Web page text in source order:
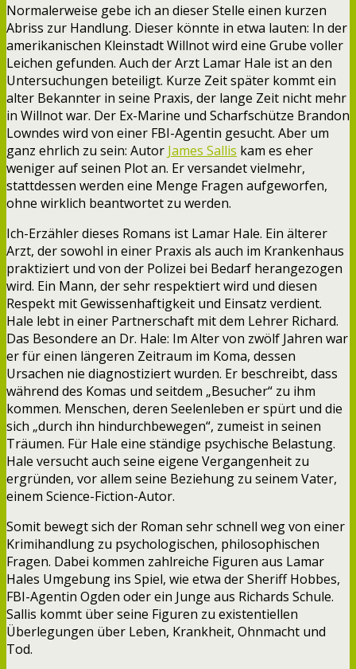
Normalerweise gebe ich an dieser Stelle einen kurzen
Abriss zur Handlung. Dieser könnte in etwa lauten: In der
amerikanischen Kleinstadt Willnot wird eine Grube voller
Leichen gefunden. Auch der Arzt Lamar Hale ist an den
Untersuchungen beteiligt. Kurze Zeit später kommt ein
alter Bekannter in seine Praxis, der lange Zeit nicht mehr
in Willnot war. Der Ex-Marine und Scharfschütze Brandon
Lowndes wird von einer FBI-Agentin gesucht. Aber um
ganz ehrlich zu sein: Autor James Sallis kam es eher
weniger auf seinen Plot an. Er versandet vielmehr,
stattdessen werden eine Menge Fragen aufgeworfen,
ohne wirklich beantwortet zu werden.
Ich-Erzähler dieses Romans ist Lamar Hale. Ein älterer
Arzt, der sowohl in einer Praxis als auch im Krankenhaus
praktiziert und von der Polizei bei Bedarf herangezogen
wird. Ein Mann, der sehr respektiert wird und diesen
Respekt mit Gewissenhaftigkeit und Einsatz verdient.
Hale lebt in einer Partnerschaft mit dem Lehrer Richard.
Das Besondere an Dr. Hale: Im Alter von zwölf Jahren war
er für einen längeren Zeitraum im Koma, dessen
Ursachen nie diagnostiziert wurden. Er beschreibt, dass
während des Komas und seitdem „Besucher“ zu ihm
kommen. Menschen, deren Seelenleben er spürt und die
sich „durch ihn hindurchbewegen“, zumeist in seinen
Träumen. Für Hale eine ständige psychische Belastung.
Hale versucht auch seine eigene Vergangenheit zu
ergründen, vor allem seine Beziehung zu seinem Vater,
einem Science-Fiction-Autor.
Somit bewegt sich der Roman sehr schnell weg von einer
Krimihandlung zu psychologischen, philosophischen
Fragen. Dabei kommen zahlreiche Figuren aus Lamar
Hales Umgebung ins Spiel, wie etwa der Sheriff Hobbes,
FBI-Agentin Ogden oder ein Junge aus Richards Schule.
Sallis kommt über seine Figuren zu existentiellen
Überlegungen über Leben, Krankheit, Ohnmacht und
Tod.